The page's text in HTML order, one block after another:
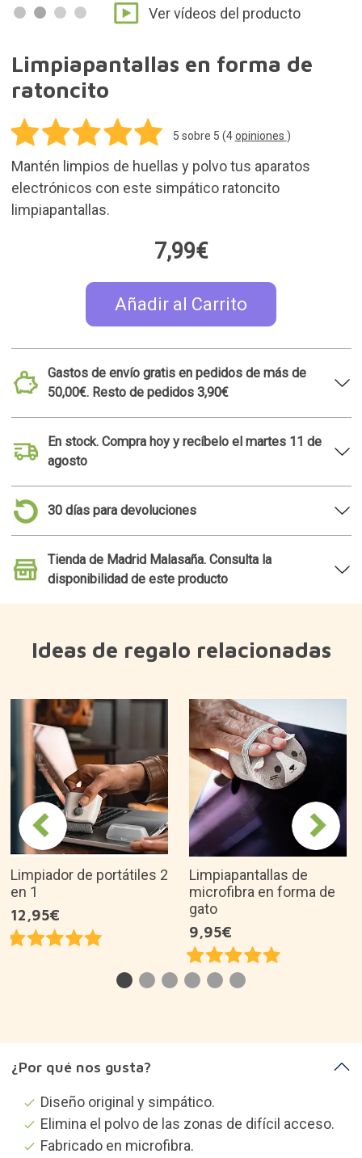
Ver vídeos del producto
Limpiapantallas en forma de
ratoncito
5 sobre 5 (4 opiniones )
Mantén limpios de huellas y polvo tus aparatos
electrónicos con este simpático ratoncito
limpiapantallas.
7,99€
Añadir al Carrito
Gastos de envío gratis en pedidos de más de
50,00€. Resto de pedidos 3,90€
En stock. Compra hoy y recíbelo el martes 11 de
agosto
30 días para devoluciones
Tienda de Madrid Malasaña. Consulta la
disponibilidad de este producto
Ideas de regalo relacionadas
Limpiador de portátiles 2
en 1
12,95€
Limpiapantallas de
microfibra en forma de
gato
9,95€
¿Por qué nos gusta?
Diseño original y simpático.
Elimina el polvo de las zonas de difícil acceso.
Fabricado en microfibra.